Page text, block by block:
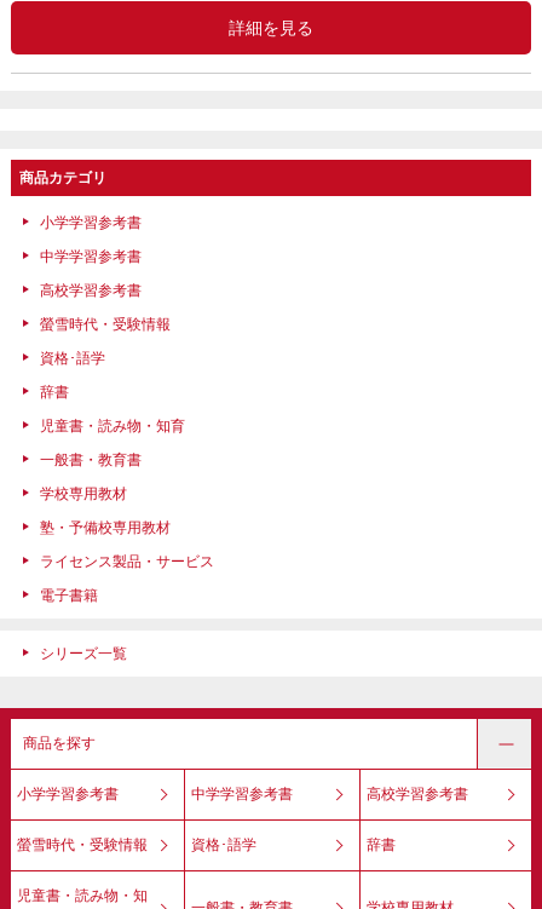
詳細を見る
商品カテゴリ
小学学習参考書
中学学習参考書
高校学習参考書
螢雪時代・受験情報
資格･語学
辞書
児童書・読み物・知育
一般書・教育書
学校専用教材
塾・予備校専用教材
ライセンス製品・サービス
電子書籍
シリーズ一覧
商品を探す
小学学習参考書 中学学習参考書 高校学習参考書
螢雪時代・受験情報 資格･語学 辞書
児童書・読み物・知